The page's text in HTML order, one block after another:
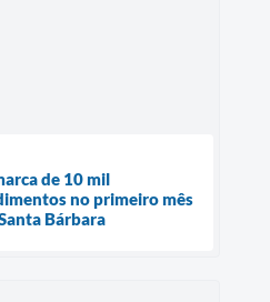
de 10 mil
no primeiro mês
Bárbara